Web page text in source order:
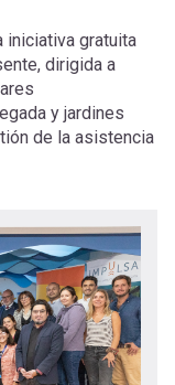
iniciativa gratuita
dirigida a
y jardines
de la asistencia